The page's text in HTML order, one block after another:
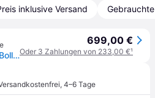
inklusive Versand
Wonderfold Elite Quad Bollerwagen - Fb. volcao black
699,00 €
Oder 3 Zahlungen von 233,00 €¹
, 4–6 Tage